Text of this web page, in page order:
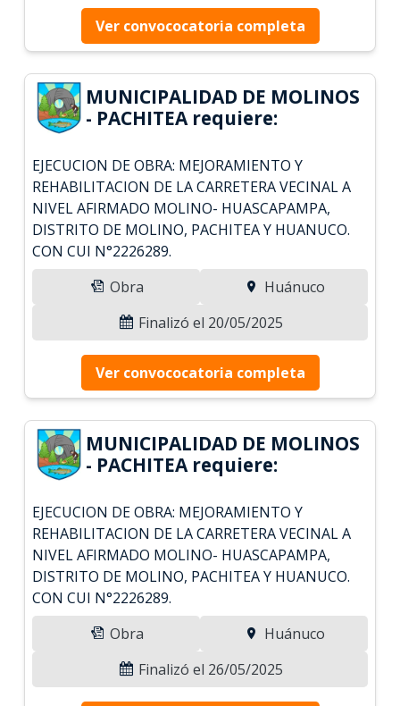
Ver convococatoria completa
MUNICIPALIDAD DE MOLINOS
- PACHITEA requiere:
EJECUCION DE OBRA: MEJORAMIENTO Y
REHABILITACION DE LA CARRETERA VECINAL A
NIVEL AFIRMADO MOLINO- HUASCAPAMPA,
DISTRITO DE MOLINO, PACHITEA Y HUANUCO.
CON CUI N°2226289.
Obra
Huánuco
Finalizó el 20/05/2025
Ver convococatoria completa
MUNICIPALIDAD DE MOLINOS
- PACHITEA requiere:
EJECUCION DE OBRA: MEJORAMIENTO Y
REHABILITACION DE LA CARRETERA VECINAL A
NIVEL AFIRMADO MOLINO- HUASCAPAMPA,
DISTRITO DE MOLINO, PACHITEA Y HUANUCO.
CON CUI N°2226289.
Obra
Huánuco
Finalizó el 26/05/2025